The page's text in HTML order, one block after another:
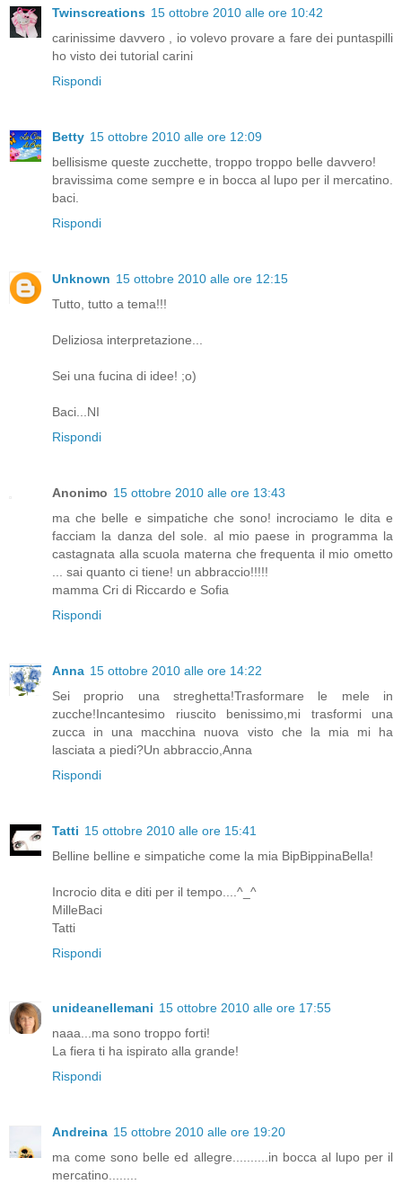
Twinscreations 15 ottobre 2010 alle ore 10:42
carinissime davvero , io volevo provare a fare dei puntaspilli
ho visto dei tutorial carini
Rispondi
Betty 15 ottobre 2010 alle ore 12:09
bellisisme queste zucchette, troppo troppo belle davvero!
bravissima come sempre e in bocca al lupo per il mercatino.
baci.
Rispondi
Unknown 15 ottobre 2010 alle ore 12:15
Tutto, tutto a tema!!!
Deliziosa interpretazione...
Sei una fucina di idee! ;o)
Baci...NI
Rispondi
Anonimo 15 ottobre 2010 alle ore 13:43
ma che belle e simpatiche che sono! incrociamo le dita e
facciam la danza del sole. al mio paese in programma la
castagnata alla scuola materna che frequenta il mio ometto
... sai quanto ci tiene! un abbraccio!!!!!
mamma Cri di Riccardo e Sofia
Rispondi
Anna 15 ottobre 2010 alle ore 14:22
Sei proprio una streghetta!Trasformare le mele in
zucche!Incantesimo riuscito benissimo,mi trasformi una
zucca in una macchina nuova visto che la mia mi ha
lasciata a piedi?Un abbraccio,Anna
Rispondi
Tatti 15 ottobre 2010 alle ore 15:41
Belline belline e simpatiche come la mia BipBippinaBella!
Incrocio dita e diti per il tempo....^_^
MilleBaci
Tatti
Rispondi
unideanellemani 15 ottobre 2010 alle ore 17:55
naaa...ma sono troppo forti!
La fiera ti ha ispirato alla grande!
Rispondi
Andreina 15 ottobre 2010 alle ore 19:20
ma come sono belle ed allegre..........in bocca al lupo per il
mercatino........